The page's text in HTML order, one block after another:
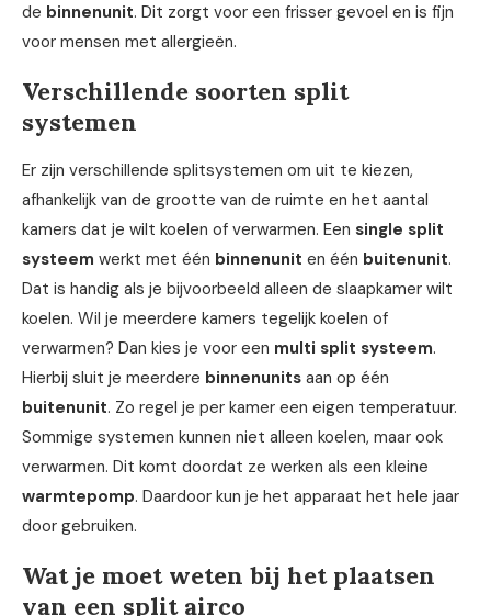
de binnenunit. Dit zorgt voor een frisser gevoel en is fijn
voor mensen met allergieën.
Verschillende soorten split
systemen
Er zijn verschillende splitsystemen om uit te kiezen,
afhankelijk van de grootte van de ruimte en het aantal
kamers dat je wilt koelen of verwarmen. Een single split
systeem werkt met één binnenunit en één buitenunit.
Dat is handig als je bijvoorbeeld alleen de slaapkamer wilt
koelen. Wil je meerdere kamers tegelijk koelen of
verwarmen? Dan kies je voor een multi split systeem.
Hierbij sluit je meerdere binnenunits aan op één
buitenunit. Zo regel je per kamer een eigen temperatuur.
Sommige systemen kunnen niet alleen koelen, maar ook
verwarmen. Dit komt doordat ze werken als een kleine
warmtepomp. Daardoor kun je het apparaat het hele jaar
door gebruiken.
Wat je moet weten bij het plaatsen
van een split airco